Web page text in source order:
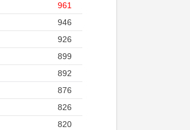
961
946
926
899
892
876
826
820